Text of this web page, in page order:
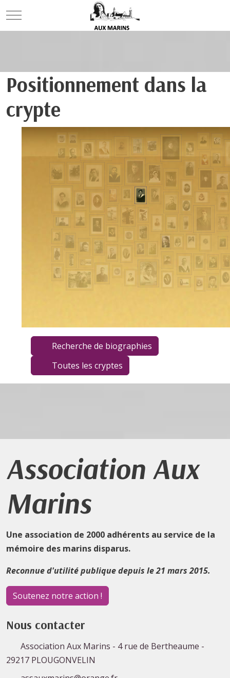
Mobile Menu Toggle
Positionnement dans la
crypte
Recherche de biographies
Toutes les cryptes
Association Aux
Marins
Une association de 2000 adhérents au service de la
mémoire des marins disparus.
Reconnue d'utilité publique depuis le 21 mars 2015.
Soutenez notre action !
Nous contacter
Association Aux Marins - 4 rue de Bertheaume -
29217 PLOUGONVELIN